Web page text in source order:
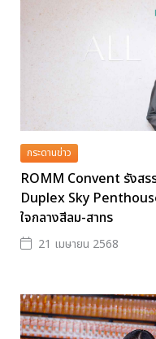
กระดานข่าว
ROMM Convent รังสร
Duplex Sky
ใจกลางสีลม-สาทร
21 เมษายน 2568